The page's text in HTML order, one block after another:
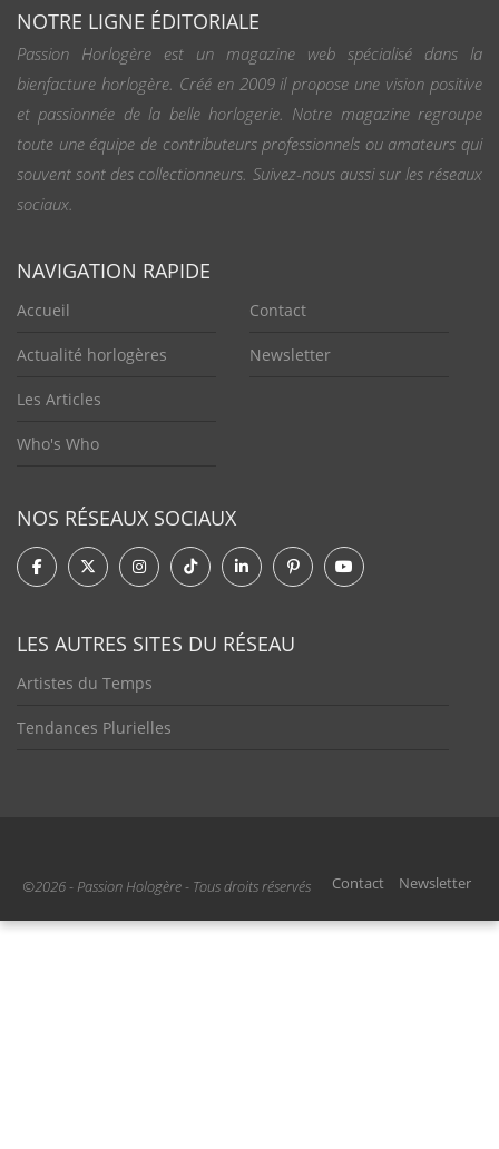
NOTRE LIGNE ÉDITORIALE
Passion Horlogère est un magazine web spécialisé dans la
bienfacture horlogère. Créé en 2009 il propose une vision positive
et passionnée de la belle horlogerie. Notre magazine regroupe
toute une équipe de contributeurs professionnels ou amateurs qui
souvent sont des collectionneurs. Suivez-nous aussi sur les réseaux
sociaux.
NAVIGATION RAPIDE
Accueil
Actualité horlogères
Les Articles
Who's Who
Contact
Newsletter
NOS RÉSEAUX SOCIAUX
LES AUTRES SITES DU RÉSEAU
Artistes du Temps
Tendances Plurielles
©2026 - Passion Hologère - Tous droits réservés Contact Newsletter